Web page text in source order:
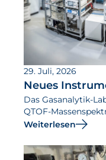
29. Juli, 2026
Neues
Das Gasanalytik-
QTOF-
Weiterlesen